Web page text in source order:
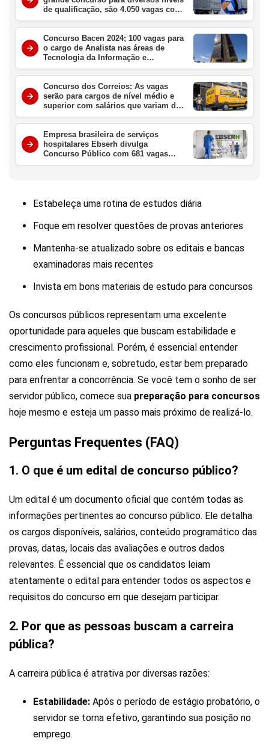
de qualificação, são 4.050 vagas com
salários de até R$16.728
Concurso Bacen 2024; 100 vagas para
o cargo de Analista nas áreas de
Tecnologia da Informação e
Economia e Finanças, com salário
inicial de R$ 20.924,80
Concurso dos Correios: As vagas
serão para cargos de nível médio e
superior com salários que variam de
R$ 2.000 a R$ 3.000, além de
benefícios
Empresa brasileira de serviços
hospitalares Ebserh divulga
Concurso Público com 681 vagas
para nível médio e superior
Estabeleça uma rotina de estudos diária
Foque em resolver questões de provas anteriores
Mantenha-se atualizado sobre os editais e bancas
examinadoras mais recentes
Invista em bons materiais de estudo para concursos
Os concursos públicos representam uma excelente
oportunidade para aqueles que buscam estabilidade e
crescimento profissional. Porém, é essencial entender
como eles funcionam e, sobretudo, estar bem preparado
para enfrentar a concorrência. Se você tem o sonho de ser
servidor público, comece sua preparação para concursos
hoje mesmo e esteja um passo mais próximo de realizá-lo.
Perguntas Frequentes (FAQ)
1. O que é um edital de concurso público?
Um edital é um documento oficial que contém todas as
informações pertinentes ao concurso público. Ele detalha
os cargos disponíveis, salários, conteúdo programático das
provas, datas, locais das avaliações e outros dados
relevantes. É essencial que os candidatos leiam
atentamente o edital para entender todos os aspectos e
requisitos do concurso em que desejam participar.
2. Por que as pessoas buscam a carreira
pública?
A carreira pública é atrativa por diversas razões:
Estabilidade: Após o período de estágio probatório, o
servidor se torna efetivo, garantindo sua posição no
emprego.